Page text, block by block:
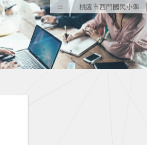
::: 桃園市西門國民小學